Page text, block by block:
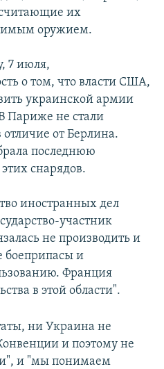
их
оружием.
7 июля,
о том, что власти США,
украинской армии
Париже не стали
от Берлина.
последнюю
снарядов.
иностранных дел
участник
не производить и
боеприпасы и
Франция
в этой области".
ни Украина не
и поэтому не
и "мы понимаем